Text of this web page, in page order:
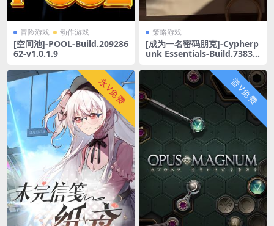
冒险游戏 动作游戏
[空间池]-POOL-Build.209286
62-v1.0.1.9
策略游戏
[成为一名密码朋克]-Cypherp
unk Essentials-Build.73831
永V免费 普V免费